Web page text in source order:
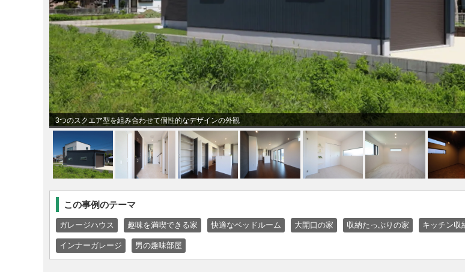
3つのスクエア型を組み合わせて個性的なデザインの外観
この事例のテーマ
ガレージハウス 趣味を満喫できる家 快適なベッドルーム 大開口の家 収納たっぷりの家 キッチン収
インナーガレージ 男の趣味部屋